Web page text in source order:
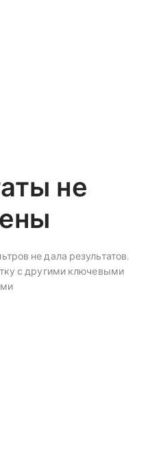
не
не дала результатов.
с другими ключевыми